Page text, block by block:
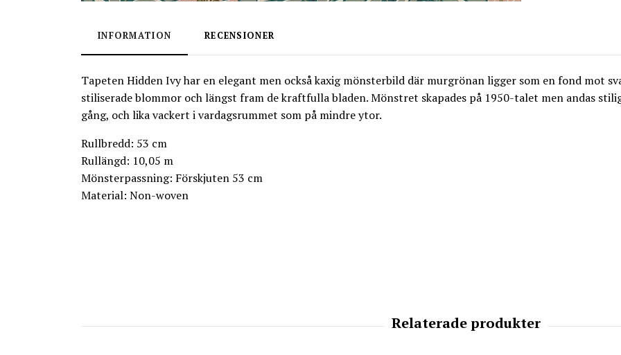
INFORMATION RECENSIONER
Tapeten Hidden Ivy har en elegant men också kaxig mönsterbild där murgrönan ligger som en fond mot
stiliserade blommor och längst fram de kraftfulla bladen. Mönstret skapades på 1950-talet men andas
gång, och lika vackert i vardagsrummet som på mindre ytor.
Rullbredd: 53 cm
Rullängd: 10,05 m
Mönsterpassning: Förskjuten 53 cm
Material: Non-woven